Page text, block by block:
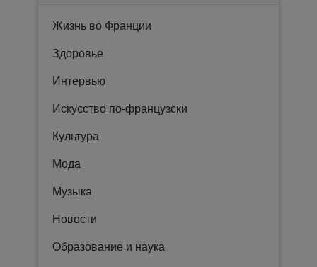
Жизнь во Франции
Здоровье
Интервью
Искусство по-французски
Культура
Мода
Музыка
Новости
Образование и наука